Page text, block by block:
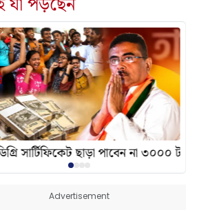
সার্টিফিকেট ছাড়া পাবেন না ৩০০০ টাকা
Advertisement